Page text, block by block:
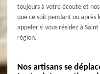
toujours à votre écoute et
que ce soit pendant ou après
appeler si vous résidez à
région.
Nos artisans se